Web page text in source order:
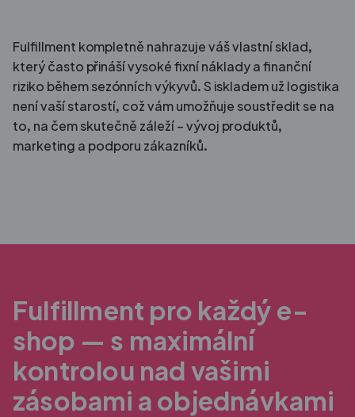
Fulfillment kompletně nahrazuje váš vlastní sklad,
který často přináší vysoké fixní náklady a finanční
riziko během sezónních výkyvů. S iskladem už logistika
není vaší starostí, což vám umožňuje soustředit se na
to, na čem skutečně záleží – vývoj produktů,
marketing a podporu zákazníků.
Fulfillment pro každý e-
shop — s maximální
kontrolou nad vašimi
zásobami a objednávkami